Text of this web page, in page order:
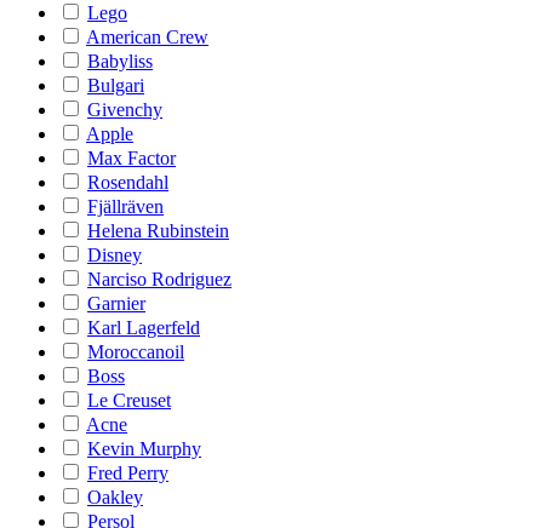
Lego
American Crew
Babyliss
Bulgari
Givenchy
Apple
Max Factor
Rosendahl
Fjällräven
Helena Rubinstein
Disney
Narciso Rodriguez
Garnier
Karl Lagerfeld
Moroccanoil
Boss
Le Creuset
Acne
Kevin Murphy
Fred Perry
Oakley
Persol